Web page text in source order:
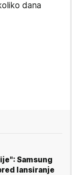
dana
Samsung
lansiranje